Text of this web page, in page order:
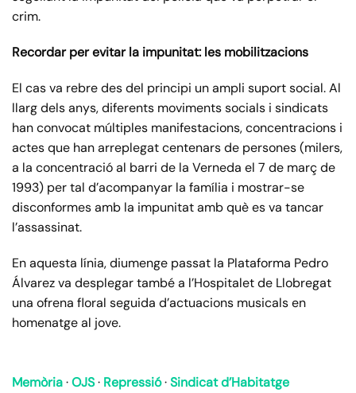
crim.
Recordar per evitar la impunitat: les mobilitzacions
El cas va rebre des del principi un ampli suport social. Al
llarg dels anys, diferents moviments socials i sindicats
han convocat múltiples manifestacions, concentracions i
actes que han arreplegat centenars de persones (milers,
a la concentració al barri de la Verneda el 7 de març de
1993) per tal d’acompanyar la família i mostrar-se
disconformes amb la impunitat amb què es va tancar
l’assassinat.
En aquesta línia, diumenge passat la Plataforma Pedro
Álvarez va desplegar també a l’Hospitalet de Llobregat
una ofrena floral seguida d’actuacions musicals en
homenatge al jove.
Memòria·OJS· Repressió·Sindicat d’Habitatge